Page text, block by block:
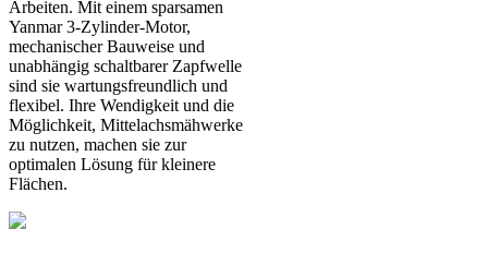
Arbeiten. Mit einem sparsamen
Yanmar 3-Zylinder-Motor,
mechanischer Bauweise und
unabhängig schaltbarer Zapfwelle
sind sie wartungsfreundlich und
flexibel. Ihre Wendigkeit und die
Möglichkeit, Mittelachsmähwerke
zu nutzen, machen sie zur
optimalen Lösung für kleinere
Flächen.